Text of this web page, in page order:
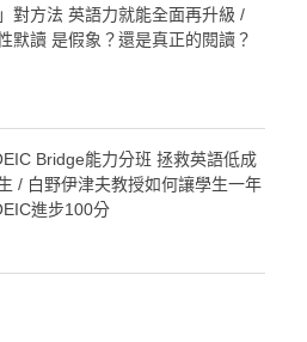
」對方法 英語力就能全面再升級 /
默讀 是假象？還是真正的閱讀？
Bridge能力分班 拯救英語低成
/ 白野伊津夫教授如何讓學生一年
進步100分